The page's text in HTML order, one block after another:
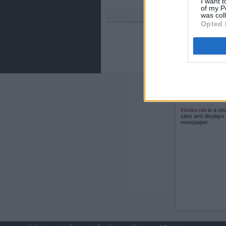
of my
was
Opted
Kiosko.net is a
sites and
newspaper.